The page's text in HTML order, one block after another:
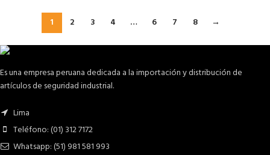
1 2 3 4 … 6 7 8 →
Es una empresa peruana dedicada a la importación y distribución de
artículos de seguridad industrial.
Lima
Teléfono: (01) 312 7172
Whatsapp: (51) 981 581 993